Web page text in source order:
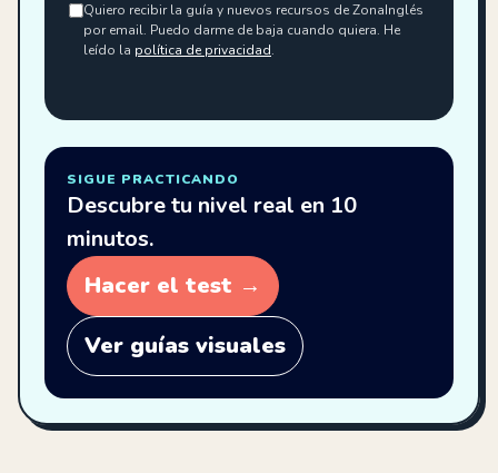
Quiero recibir la guía y nuevos recursos de ZonaInglés
por email. Puedo darme de baja cuando quiera. He
leído la política de privacidad.
SIGUE PRACTICANDO
Descubre tu nivel real en 10
minutos.
Hacer el test →
Ver guías visuales